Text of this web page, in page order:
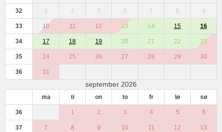
32 3 4 5 6 7 8 9
33 10 11 12 13 14 15 16
34 17 18 19 20 21 22 23
35 24 25 26 27 28 29 30
36 31
september 2026
ma ti on to fr lø sø
36 1 2 3 4 5 6
37 7 8 9 10 11 12 13